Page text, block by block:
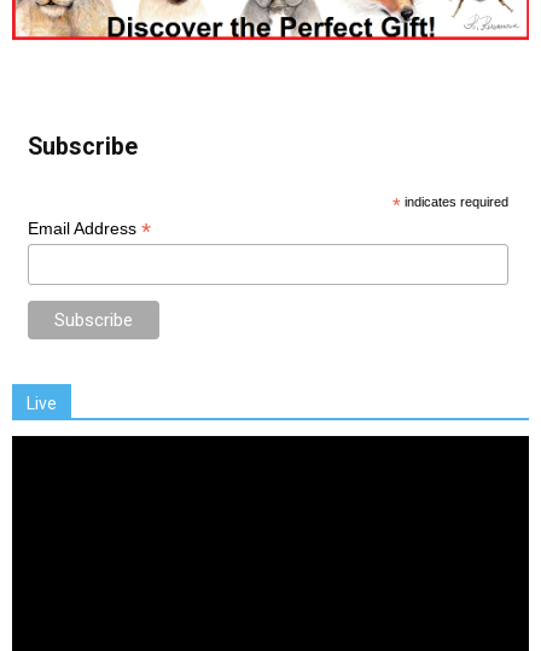
Subscribe
* indicates required
Email Address *
Live